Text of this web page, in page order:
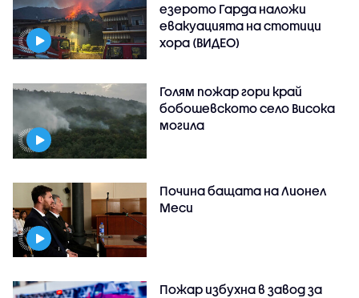
езерото Гарда наложи
евакуацията на стотици
хора (ВИДЕО)
Голям пожар гори край
бобошевското село Висока
могила
Почина бащата на Лионел
Меси
Пожар избухна в завод за